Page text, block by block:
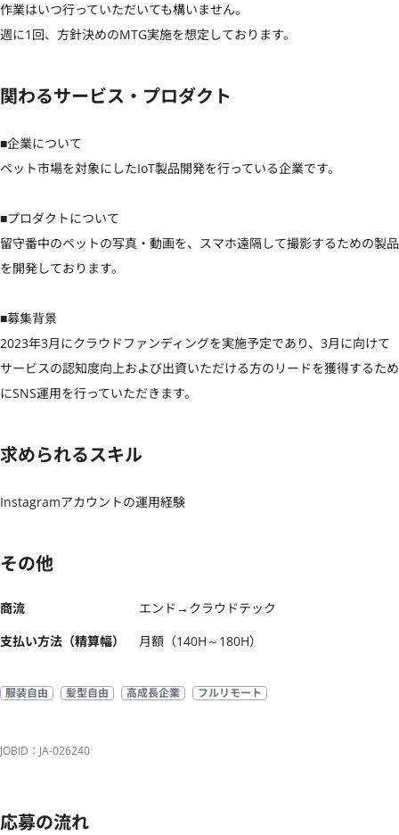
作業はいつ行っていただいても構いません。
週に1回、方針決めのMTG実施を想定しております。
関わるサービス・プロダクト
■企業について
ペット市場を対象にしたIoT製品開発を行っている企業です。
■プロダクトについて
留守番中のペットの写真・動画を、スマホ遠隔して撮影するための製品
を開発しております。
■募集背景
2023年3月にクラウドファンディングを実施予定であり、3月に向けて
サービスの認知度向上および出資いただける方のリードを獲得するため
にSNS運用を行っていただきます。
求められるスキル
Instagramアカウントの運用経験
その他
商流
エンド→クラウドテック
支払い方法（精算幅）
月額（140H～180H）
服装自由 髪型自由 高成長企業 フルリモート
JOBID：JA-026240
応募の流れ